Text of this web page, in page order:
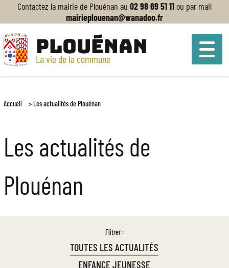
La mairie de Plouénan vous accueille du lundi au vendredi de 8h30 à 12h
et de 13h30 à 17h
PLOUÉNAN
La vie de la commune
Accueil >Les actualités de Plouénan
Les actualités de
Plouénan
Flitrer :
TOUTES LES ACTUALITÉS
ENFANCE JEUNESSE